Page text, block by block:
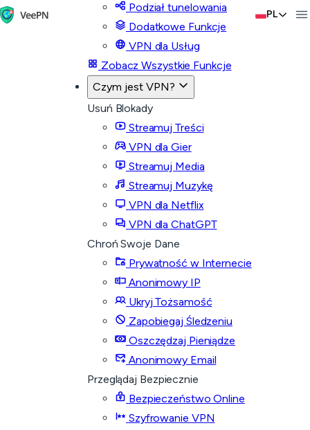
Podział tunelowania
Dodatkowe Funkcje
VPN dla Usług
Zobacz Wszystkie Funkcje
Czym jest VPN?
Usuń Blokady
Streamuj Treści
VPN dla Gier
Streamuj Media
Streamuj Muzykę
VPN dla Netflix
VPN dla ChatGPT
Chroń Swoje Dane
Prywatność w Internecie
Anonimowy IP
Ukryj Tożsamość
Zapobiegaj Śledzeniu
Oszczędzaj Pieniądze
Anonimowy Email
Przeglądaj Bezpiecznie
Bezpieczeństwo Online
Szyfrowanie VPN
PL